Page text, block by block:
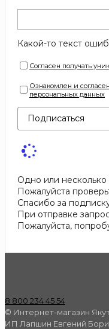
Какой-то текст
Согласен получать
Ознакомлен и
персональных данных
Подписаться
Одно или
Пожалуйста
Спасибо за
При отправке
Пожалуйста,
8 800 234 45 54
© Интернет-магазин
ИП Лапшин Евгений